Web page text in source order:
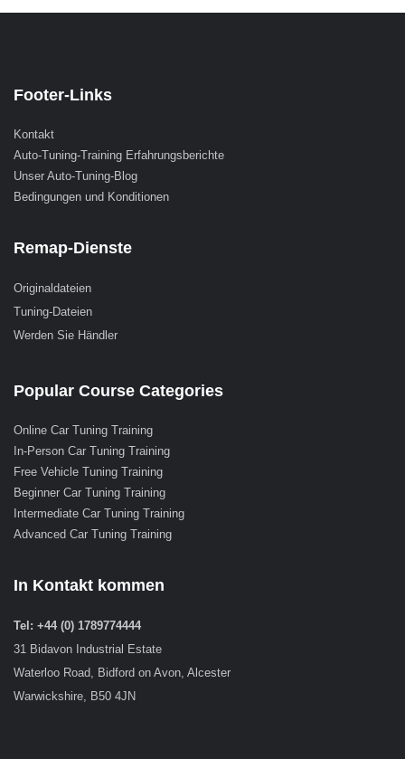
Footer-Links
Kontakt
Auto-Tuning-Training Erfahrungsberichte
Unser Auto-Tuning-Blog
Bedingungen und Konditionen
Remap-Dienste
Originaldateien
Tuning-Dateien
Werden Sie Händler
Popular Course Categories
Online Car Tuning Training
In-Person Car Tuning Training
Free Vehicle Tuning Training
Beginner Car Tuning Training
Intermediate Car Tuning Training
Advanced Car Tuning Training
In Kontakt kommen
Tel: +44 (0) 1789774444
31 Bidavon Industrial Estate
Waterloo Road, Bidford on Avon, Alcester
Warwickshire, B50 4JN